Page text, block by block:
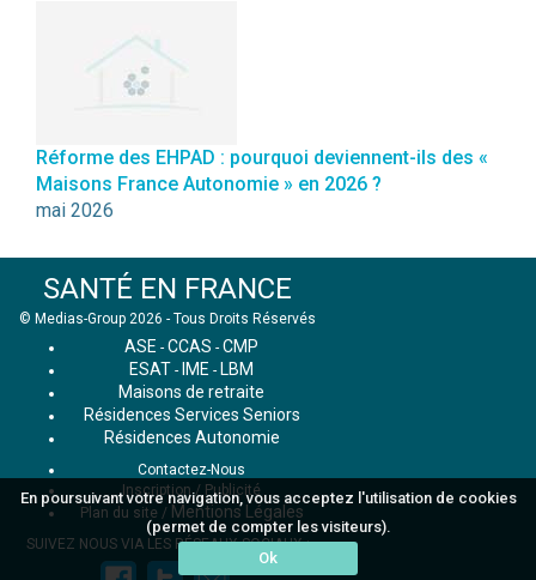
En poursuivant votre navigation, vous acceptez l'utilisation de cookies
(permet de compter les visiteurs).
Ok
Réforme des EHPAD : pourquoi deviennent-ils des «
Maisons France Autonomie » en 2026 ?
mai 2026
SANTÉ EN FRANCE
© Medias-Group 2026 - Tous Droits Réservés
ASE - CCAS - CMP
ESAT - IME - LBM
Maisons de retraite
Résidences Services Seniors
Résidences Autonomie
Contactez-Nous
Inscription / Publicité
Plan du site / Mentions Légales
SUIVEZ NOUS VIA LES RÉSEAUX SOCIAUX :